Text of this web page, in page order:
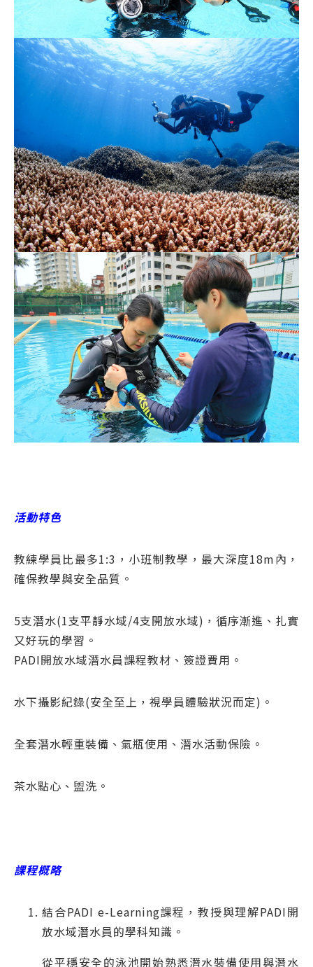
活動特色
教練學員比最多1:3，小班制教學，最大深度18m內，
確保教學與安全品質。
5支潛水(1支平靜水域/4支開放水域)，循序漸進、扎實
又好玩的學習。
PADI開放水域潛水員課程教材​​、簽證費用。
水下攝影紀錄(安全至上，視學員體驗狀況而定)。
全套潛水輕重裝備、氣瓶使用、潛水活動保險。
茶水點心、盥洗。
課程概略
結合PADI e-Learning課程，教授與理解PADI開
放水域潛水員的學科知識。
從平穩安全的泳池開始熟悉潛水裝備使用與潛水